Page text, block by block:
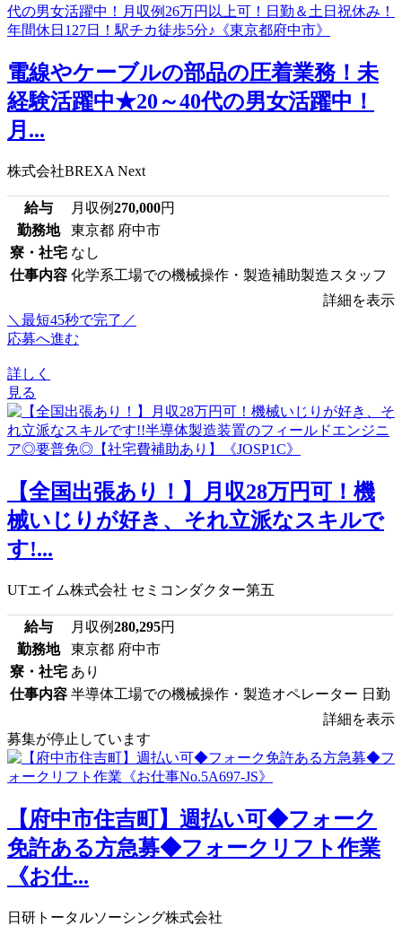
電線やケーブルの部品の圧着業務！未
経験活躍中★20～40代の男女活躍中！
月...
株式会社BREXA Next
給与 月収例270,000円
勤務地
東京都 府中市
寮・社宅 なし
仕事内容 化学系工場での機械操作・製造補助製造スタッフ
詳細を表示
＼最短45秒で完了／
応募へ進む
詳しく
見る
【全国出張あり！】月収28万円可！機
械いじりが好き、それ立派なスキルで
す!...
UTエイム株式会社 セミコンダクター第五
給与 月収例280,295円
勤務地
東京都 府中市
寮・社宅 あり
仕事内容 半導体工場での機械操作・製造オペレーター 日勤
詳細を表示
募集が停止しています
【府中市住吉町】週払い可◆フォーク
免許ある方急募◆フォークリフト作業
《お仕...
日研トータルソーシング株式会社